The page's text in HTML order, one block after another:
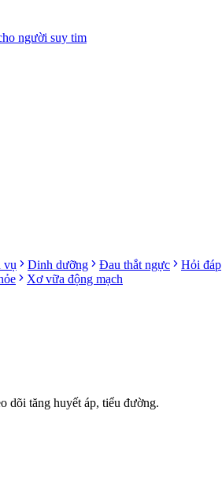
người suy tim
vụ Dinh dưỡng Đau thắt ngực Hỏi đáp
Xơ vữa động mạch
dõi tăng huyết áp, tiểu đường.